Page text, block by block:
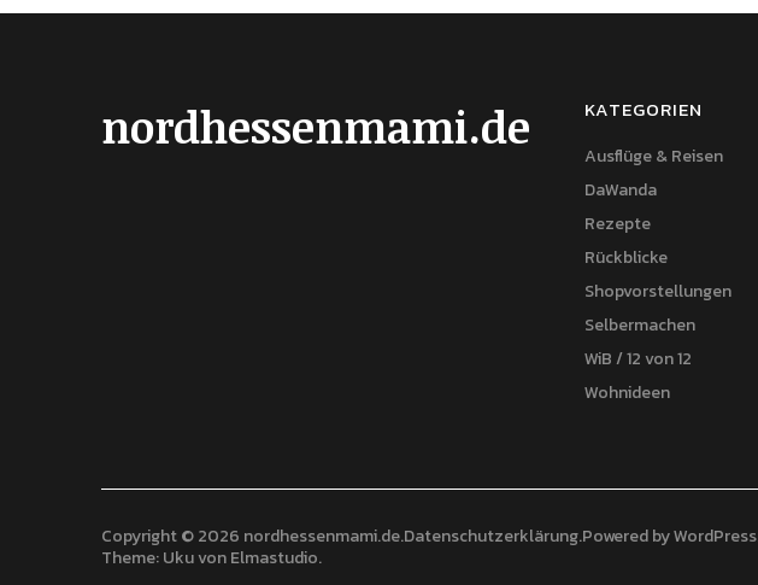
nordhessenmami.de KATEGORIEN
Ausflüge & Reisen
DaWanda
Rezepte
Rückblicke
Shopvorstellungen
Selbermachen
WiB / 12 von 12
Wohnideen
Copyright © 2026 nordhessenmami.deDatenschutzerklärungPowered byWordPress
Theme: Uku vonElmastudio